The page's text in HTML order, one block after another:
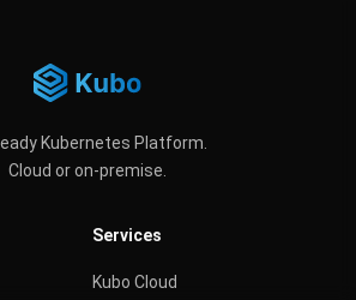
Kubernetes Platform.
Cloud or on-premise.
Services
Kubo Cloud